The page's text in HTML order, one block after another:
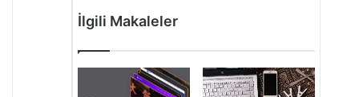
İlgili Makaleler